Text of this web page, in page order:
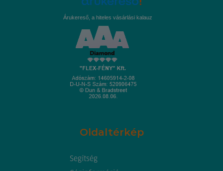
Árukereső, a hiteles vásárlási kalauz
Oldaltérkép
Segítség